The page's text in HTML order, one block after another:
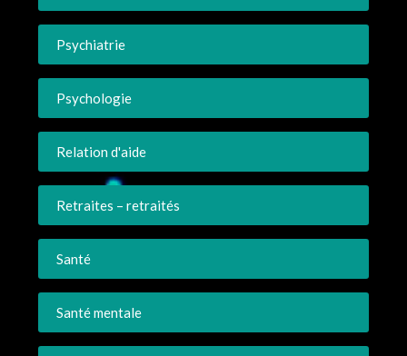
Psychiatrie
Psychologie
Relation d'aide
Retraites – retraités
Santé
Santé mentale